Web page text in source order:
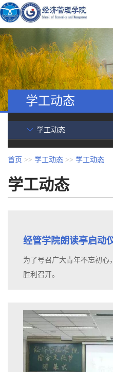
学工动态
学工动态
首页 >> 学工动态 >> 学工动态
学工动态
经管学院朗读亭启动
为了号召广大青年不忘初心
胜利召开。